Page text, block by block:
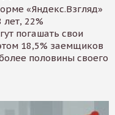
«Яндекс.Взгляд»
22%
погашать свои
18,5% заемщиков
половины своего